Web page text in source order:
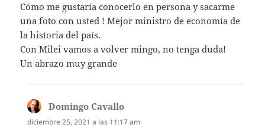
Cómo me gustaría conocerlo en persona y sacarme
una foto con usted ! Mejor ministro de economía de
la historia del país.
Con Milei vamos a volver mingo, no tenga duda!
Un abrazo muy grande
Domingo Cavallo
diciembre 25, 2021 a las 11:17 am